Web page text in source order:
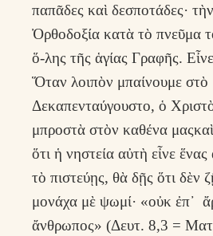
παπᾶδες καὶ δεσποτάδες·
Ὀρθοδοξία κατὰ τὸ πνεῦμα
ὅ-λης τῆς ἁγίας Γραφῆς.
Ὅταν λοιπὸν μπαίνουμε στὸ
Δεκαπενταύγουστο, ὁ
μπροστὰ στὸν καθένα μαςκαὶ
ὅτι ἡ νηστεία αὐτὴ εἶνε
τὸ πιστεύῃς, θὰ δῇς ὅτι δὲν
μονάχα μὲ ψωμί· «οὐκ ἐπ᾿
ἄνθρωπος» (Δευτ. 8,3 =